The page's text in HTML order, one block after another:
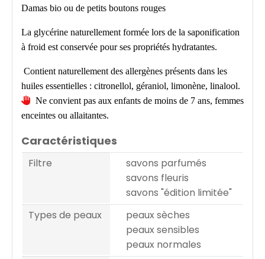
Damas bio ou de petits boutons rouges
La glycérine naturellement formée lors de la saponification
à froid est conservée pour ses propriétés hydratantes.
Contient naturellement des allergènes présents dans les
huiles essentielles : citronellol, géraniol, limonène, linalool.
 Ne convient pas aux enfants de moins de 7 ans, femmes
enceintes ou allaitantes.
Caractéristiques
Filtre
savons parfumés
savons fleuris
savons "édition limitée"
Types de peaux
peaux sèches
peaux sensibles
peaux normales